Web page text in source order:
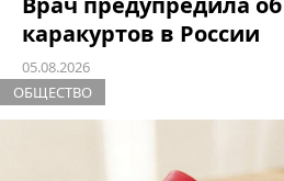
каракуртов в России
05.08.2026
ОБЩЕСТВО